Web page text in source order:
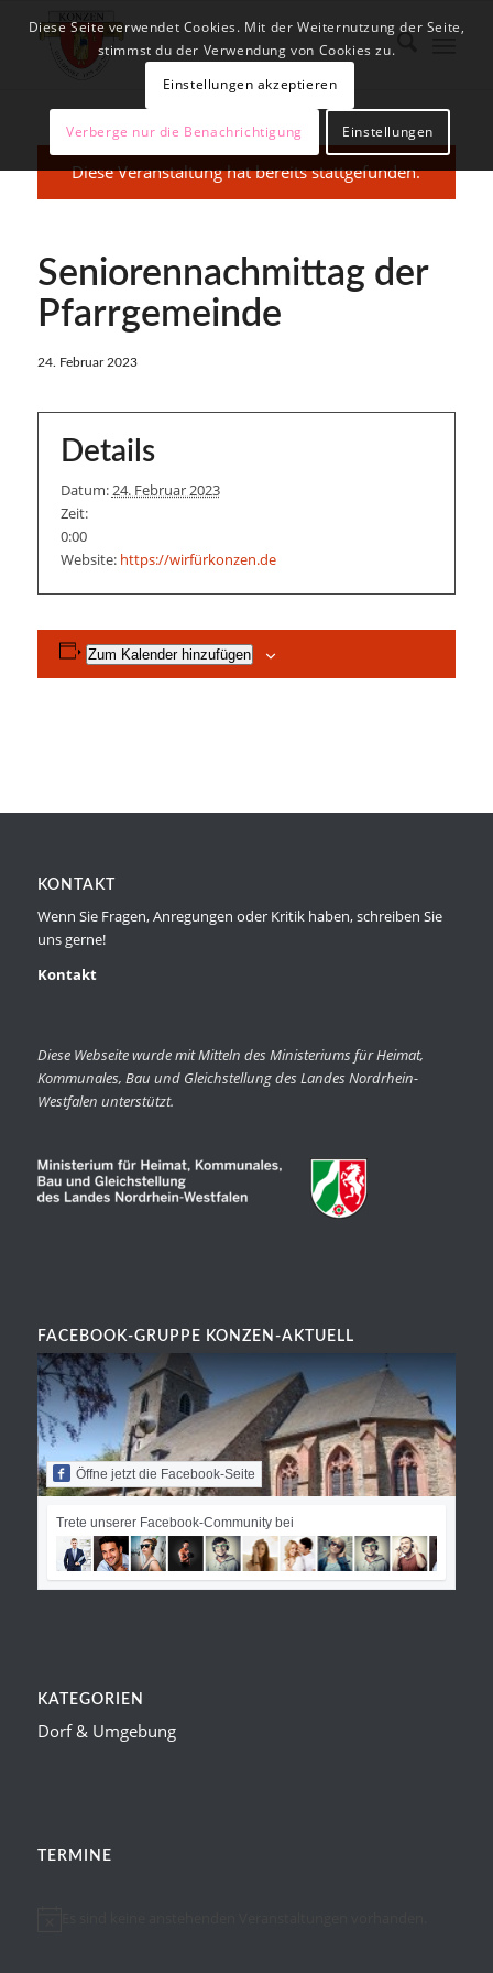
Diese Veranstaltung hat bereits stattgefunden.
Seniorennachmittag der
Pfarrgemeinde
24. Februar 2023
Details
Datum:24. Februar 2023
Zeit:
0:00
Website: https://wirfürkonzen.de
Zum Kalender hinzufügen
KONTAKT
Wenn Sie Fragen, Anregungen oder Kritik haben, schreiben Sie
uns gerne!
Kontakt
Diese Webseite wurde mit Mitteln des Ministeriums für Heimat,
Kommunales, Bau und Gleichstellung des Landes Nordrhein-
Westfalen unterstützt.
FACEBOOK-GRUPPE KONZEN-AKTUELL
Öffne jetzt die Facebook-Seite
Trete unserer Facebook-Community bei
KATEGORIEN
Dorf & Umgebung
TERMINE
Diese Seite verwendet Cookies. Mit der Weiternutzung der Seite,
stimmst du der Verwendung von Cookies zu.
Einstellungen akzeptieren
Verberge nur die Benachrichtigung Einstellungen